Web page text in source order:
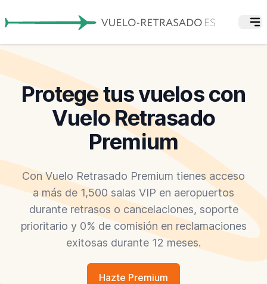
Protege tus vuelos con
Vuelo Retrasado
Premium
Con Vuelo Retrasado Premium tienes acceso
a más de 1,500 salas VIP en aeropuertos
durante retrasos o cancelaciones, soporte
prioritario y 0% de comisión en reclamaciones
exitosas durante 12 meses.
Hazte Premium